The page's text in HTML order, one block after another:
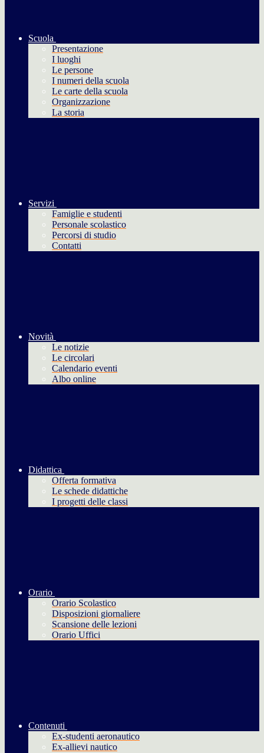
Scuola
Presentazione
I luoghi
Le persone
I numeri della scuola
Le carte della scuola
Organizzazione
La storia
Servizi
Famiglie e studenti
Personale scolastico
Percorsi di studio
Contatti
Novità
Le notizie
Le circolari
Calendario eventi
Albo online
Didattica
Offerta formativa
Le schede didattiche
I progetti delle classi
Orario
Orario Scolastico
Disposizioni giornaliere
Scansione delle lezioni
Orario Uffici
Contenuti
Ex-studenti aeronautico
Ex-allievi nautico